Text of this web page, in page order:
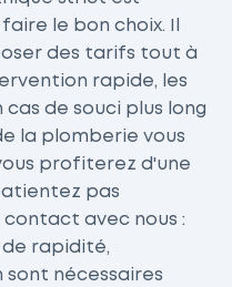
le bon choix. Il
des tarifs tout à
rapide, les
cas de souci plus long
la plomberie vous
profiterez d'une
pas
avec nous :
de rapidité,
sont nécessaires